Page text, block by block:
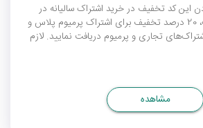
این کد تخفیف در خرید اشتراک سالیانه در
جشنواره نوروزی رایچت، 20 درصد تخفیف برای اشتراک پرمیوم پلاس و
تجاری و پرمیوم دریافت نمایید. لازم
مشاهده